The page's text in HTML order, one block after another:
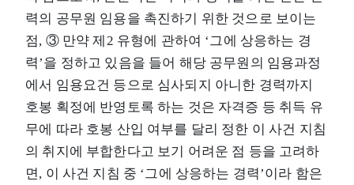
력의 공무원 임용을 촉진하기 위한 것으로 보이는
점, ③ 만약 제2 유형에 관하여 ‘그에 상응하는 경
력’을 정하고 있음을 들어 해당 공무원의 임용과정
에서 임용요건 등으로 심사되지 아니한 경력까지
호봉 획정에 반영토록 하는 것은 자격증 등 취득 유
무에 따라 호봉 산입 여부를 달리 정한 이 사건 지침
의 취지에 부합한다고 보기 어려운 점 등을 고려하
면, 이 사건 지침 중 ‘그에 상응하는 경력’이라 함은